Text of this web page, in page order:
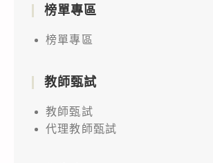
榜單專區
榜單專區
教師甄試
教師甄試
代理教師甄試